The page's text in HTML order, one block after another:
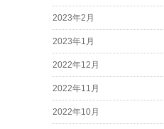
2023年2月
2023年1月
2022年12月
2022年11月
2022年10月